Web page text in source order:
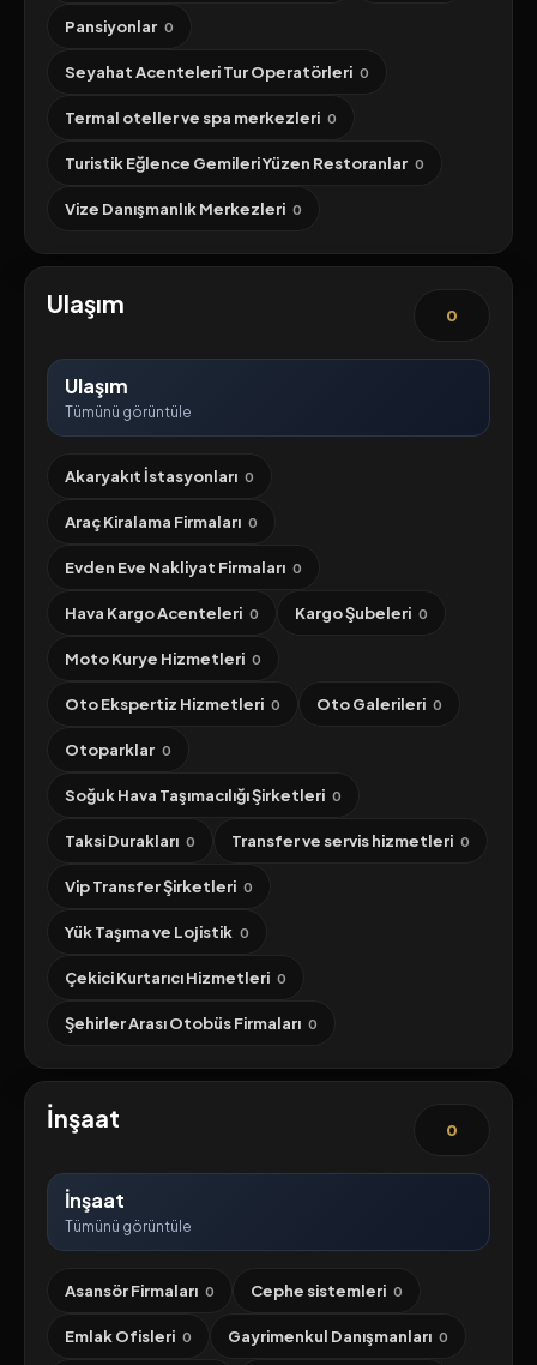
Pansiyonlar 0
Seyahat Acenteleri Tur Operatörleri 0
Termal oteller ve spa merkezleri 0
Turistik Eğlence Gemileri Yüzen Restoranlar 0
Vize Danışmanlık Merkezleri 0
Ulaşım 0
Ulaşım
Tümünü görüntüle
Akaryakıt İstasyonları 0
Araç Kiralama Firmaları 0
Evden Eve Nakliyat Firmaları 0
Hava Kargo Acenteleri 0 Kargo Şubeleri 0
Moto Kurye Hizmetleri 0
Oto Ekspertiz Hizmetleri 0 Oto Galerileri 0
Otoparklar 0
Soğuk Hava Taşımacılığı Şirketleri 0
Taksi Durakları 0 Transfer ve servis hizmetleri 0
Vip Transfer Şirketleri 0
Yük Taşıma ve Lojistik 0
Çekici Kurtarıcı Hizmetleri 0
Şehirler Arası Otobüs Firmaları 0
İnşaat 0
İnşaat
Tümünü görüntüle
Asansör Firmaları 0 Cephe sistemleri 0
Emlak Ofisleri 0 Gayrimenkul Danışmanları 0